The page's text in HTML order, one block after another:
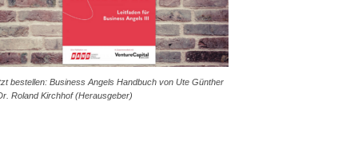
bestellen: Business Angels Handbuch von Ute Günther
Roland Kirchhof (Herausgeber)